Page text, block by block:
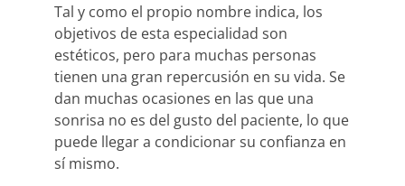
Tal y como el propio nombre indica, los
objetivos de esta especialidad son
estéticos, pero para muchas personas
tienen una gran repercusión en su vida. Se
dan muchas ocasiones en las que una
sonrisa no es del gusto del paciente, lo que
puede llegar a condicionar su confianza en
sí mismo.